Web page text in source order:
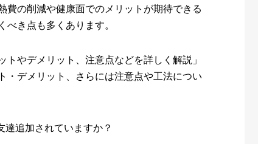
費の削減や健康面でのメリットが期待できる
き点も多くあります。
やデメリット、注意点などを詳しく解説」
・デメリット、さらには注意点や工法につい
追加されていますか？